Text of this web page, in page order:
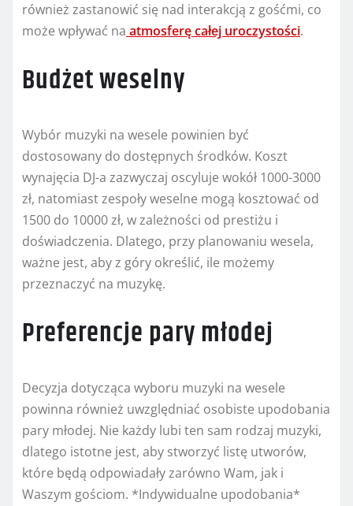
również zastanowić się nad interakcją z gośćmi, co
może wpływać na atmosferę całej uroczystości.
Budżet weselny
Wybór muzyki na wesele powinien być
dostosowany do dostępnych środków. Koszt
wynajęcia DJ-a zazwyczaj oscyluje wokół 1000-3000
zł, natomiast zespoły weselne mogą kosztować od
1500 do 10000 zł, w zależności od prestiżu i
doświadczenia. Dlatego, przy planowaniu wesela,
ważne jest, aby z góry określić, ile możemy
przeznaczyć na muzykę.
Preferencje pary młodej
Decyzja dotycząca wyboru muzyki na wesele
powinna również uwzględniać osobiste upodobania
pary młodej. Nie każdy lubi ten sam rodzaj muzyki,
dlatego istotne jest, aby stworzyć listę utworów,
które będą odpowiadały zarówno Wam, jak i
Waszym gościom. *Indywidualne upodobania*